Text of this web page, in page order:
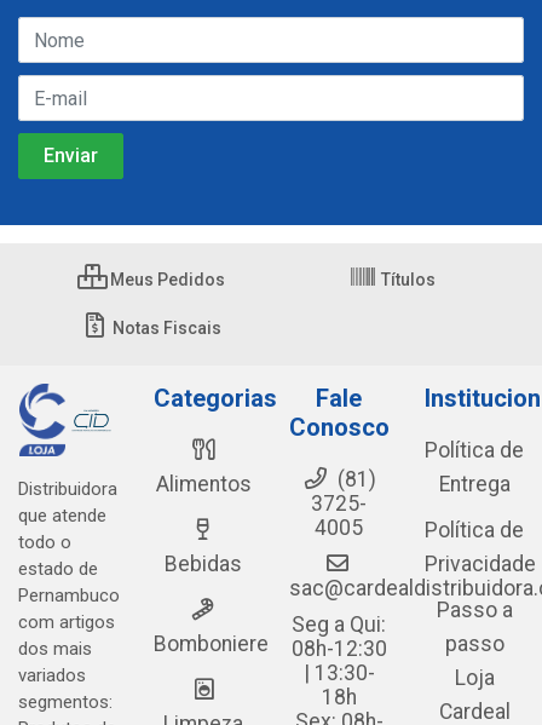
Meus Pedidos Títulos
Notas Fiscais
Distribuidora
que atende
todo o
estado de
Pernambuco
com artigos
dos mais
variados
segmentos:
Categorias
Alimentos
Bebidas
Bomboniere
Fale
Conosco
(81)
3725-
4005
Seg a Qui:
08h-12:30
| 13:30-
18h
Política de
Entrega
Política de
Privacidade
Passo a
passo
Loja
Cardeal